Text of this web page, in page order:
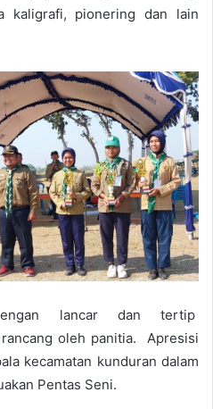
kaligrafi, pionering dan lain
lancar dan tertip
oleh panitia. Apresisi
kecamatan kunduran dalam
Pentas Seni.